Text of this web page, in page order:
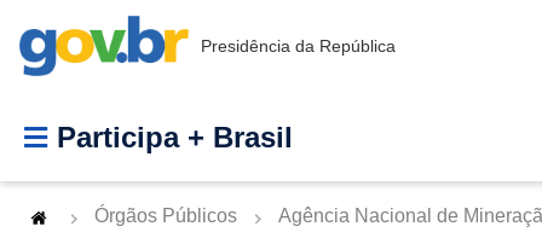
Presidência da República
Participa + Brasil
Órgãos Públicos
Agência Nacional de